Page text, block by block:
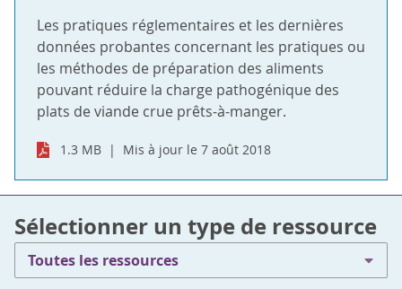
Les pratiques réglementaires et les dernières
données probantes concernant les pratiques ou
les méthodes de préparation des aliments
pouvant réduire la charge pathogénique des
plats de viande crue prêts-à-manger.
1.3 MB Mis à jour le 7 août 2018
Sélectionner un type de ressource
Toutes les ressources